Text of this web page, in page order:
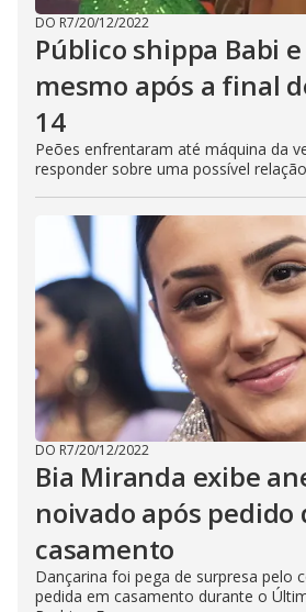
DO R7/20/12/2022
Público shippa Babi
mesmo após a final
14
Peões enfrentaram até máquina da
responder sobre uma possível
DO R7/20/12/2022
Bia Miranda exibe
noivado após pedido
casamento
Dançarina foi pega de surpresa pelo
pedida em casamento durante o